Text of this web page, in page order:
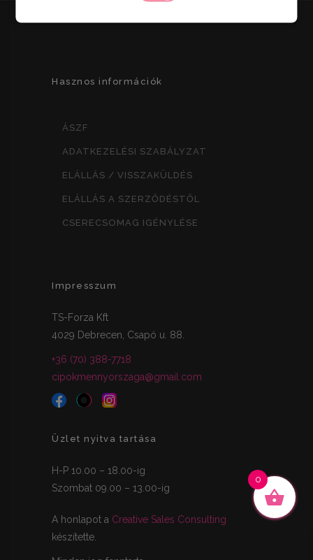
Hasznos információk
ÁSZF
ADATKEZELÉSI SZABÁLYZAT
ELÁLLÁS / VISSZAKÜLDÉS
ELÁLLÁS A SZERZŐDÉSTŐL
CSERECSOMAG IGÉNYLÉSE
Impresszum
TS-Forza Kft
4029 Debrecen, Csapó u. 88.
+36 (70) 388-7718
cipokmennyorszaga@gmail.com
Üzlet nyitva tartása
H-P 10.00 – 18.00-ig
Szombat 09.00 – 13.00-ig
A honlapot a Creative Sales Consulting
készítette.
0